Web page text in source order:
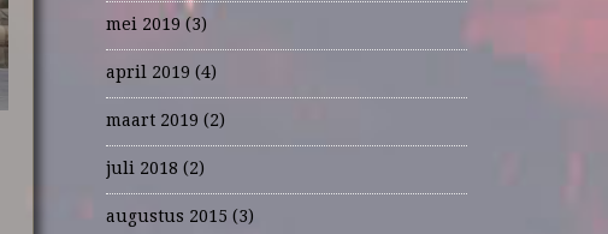
mei 2019 (3)
april 2019 (4)
maart 2019 (2)
juli 2018 (2)
augustus 2015 (3)